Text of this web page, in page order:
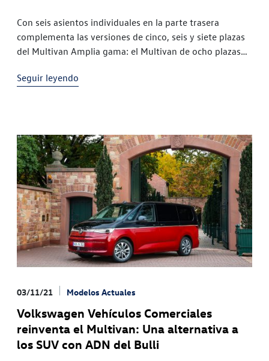
Con seis asientos individuales en la parte trasera
complementa las versiones de cinco, seis y siete plazas
del Multivan Amplia gama: el Multivan de ocho plazas
los acabados
Seguir leyendo
03/11/21 Modelos Actuales
Volkswagen Vehículos Comerciales
reinventa el Multivan: Una alternativa a
los SUV con ADN del Bulli